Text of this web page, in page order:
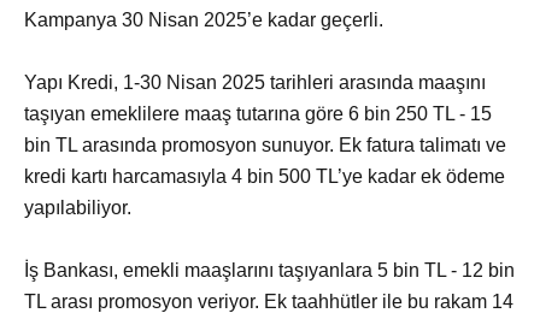
Kampanya 30 Nisan 2025’e kadar geçerli.
Yapı Kredi, 1-30 Nisan 2025 tarihleri arasında maaşını
taşıyan emeklilere maaş tutarına göre 6 bin 250 TL - 15
bin TL arasında promosyon sunuyor. Ek fatura talimatı ve
kredi kartı harcamasıyla 4 bin 500 TL’ye kadar ek ödeme
yapılabiliyor.
İş Bankası, emekli maaşlarını taşıyanlara 5 bin TL - 12 bin
TL arası promosyon veriyor. Ek taahhütler ile bu rakam 14